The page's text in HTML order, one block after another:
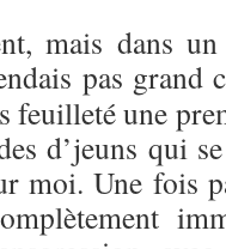
mais dans
pas grand
feuilleté une
d’jeuns qui
moi. Une fois